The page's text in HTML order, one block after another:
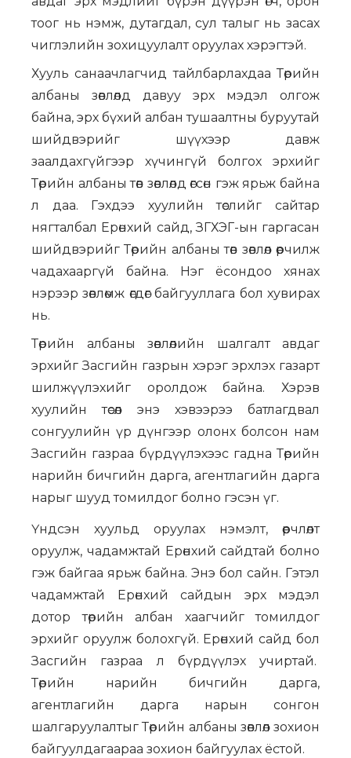
тоог нь нэмж, дутагдал, сул талыг нь засах
чиглэлийн зохицуулалт оруулах хэрэгтэй.
Хууль санаачлагчид тайлбарлахдаа Төрийн
албаны зөвлөлд давуу эрх мэдэл олгож
байна, эрх бүхий албан тушаалтны буруутай
шийдвэрийг шүүхээр давж
заалдахгүйгээр хүчингүй болгох эрхийг
Төрийн албаны төв зөвлөлд өгсөн гэж ярьж байна
л даа. Гэхдээ хуулийн төслийг сайтар
нягталбал Ерөнхий сайд, ЗГХЭГ-ын гаргасан
шийдвэрийг Төрийн албаны төв зөвлөл өөрчилж
чадахааргүй байна. Нэг ёсондоо хянах
нэрээр зөвлөмж өгдөг байгууллага бол хувирах
нь.
Төрийн албаны зөвлөлийн шалгалт авдаг
эрхийг Засгийн газрын хэрэг эрхлэх газарт
шилжүүлэхийг оролдож байна. Хэрэв
хуулийн төсөл энэ хэвээрээ батлагдвал
сонгуулийн үр дүнгээр олонх болсон нам
Засгийн газраа бүрдүүлэхээс гадна Төрийн
нарийн бичгийн дарга, агентлагийн дарга
нарыг шууд томилдог болно гэсэн үг.
Үндсэн хуульд оруулах нэмэлт, өөрчлөлт
оруулж, чадамжтай Ерөнхий сайдтай болно
гэж байгаа ярьж байна. Энэ бол сайн. Гэтэл
чадамжтай Ерөнхий сайдын эрх мэдэл
дотор төрийн албан хаагчийг томилдог
эрхийг оруулж болохгүй. Ерөнхий сайд бол
Засгийн газраа л бүрдүүлэх учиртай.
Төрийн нарийн бичгийн дарга,
агентлагийн дарга нарын сонгон
шалгаруулалтыг Төрийн албаны зөвлөл зохион
байгуулдагаараа зохион байгуулах ёстой.